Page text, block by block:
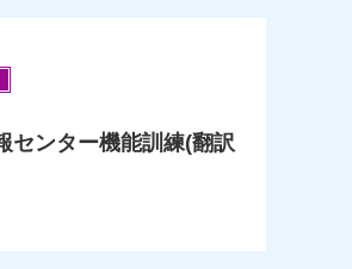
センター機能訓練(翻訳